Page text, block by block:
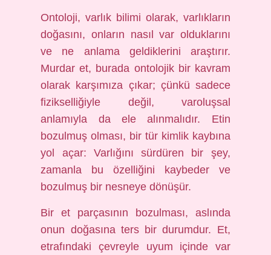
Ontoloji, varlık bilimi olarak, varlıkların
doğasını, onların nasıl var olduklarını
ve ne anlama geldiklerini araştırır.
Murdar et, burada ontolojik bir kavram
olarak karşımıza çıkar; çünkü sadece
fizikselliğiyle değil, varoluşsal
anlamıyla da ele alınmalıdır. Etin
bozulmuş olması, bir tür kimlik kaybına
yol açar: Varlığını sürdüren bir şey,
zamanla bu özelliğini kaybeder ve
bozulmuş bir nesneye dönüşür.
Bir et parçasının bozulması, aslında
onun doğasına ters bir durumdur. Et,
etrafındaki çevreyle uyum içinde var